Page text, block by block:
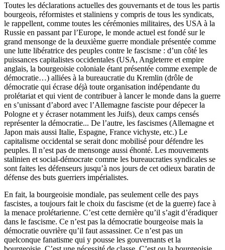
Toutes les déclarations actuelles des gouvernants et de tous les partis
bourgeois, réformistes et staliniens y compris de tous les syndicats,
le rappellent, comme toutes les cérémonies militaires, des USA à la
Russie en passant par l’Europe, le monde actuel est fondé sur le
grand mensonge de la deuxième guerre mondiale présentée comme
une lutte libératrice des peuples contre le fascisme : d’un côté les
puissances capitalistes occidentales (USA, Angleterre et empire
anglais, la bourgeoisie coloniale étant présentée comme exemple de
démocratie…) alliées à la bureaucratie du Kremlin (drôle de
démocratie qui écrase déjà toute organisation indépendante du
prolétariat et qui vient de contribuer à lancer le monde dans la guerre
en s’unissant d’abord avec l’Allemagne fasciste pour dépecer la
Pologne et y écraser notamment les Juifs), deux camps censés
représenter la démocratie... De l’autre, les fascismes (Allemagne et
Japon mais aussi Italie, Espagne, France vichyste, etc.) Le
capitalisme occidental se serait donc mobilisé pour défendre les
peuples. Il n’est pas de mensonge aussi éhonté. Les mouvements
stalinien et social-démocrate comme les bureaucraties syndicales se
sont faites les défenseurs jusqu’à nos jours de cet odieux baratin de
défense des buts guerriers impérialistes.
En fait, la bourgeoisie mondiale, pas seulement celle des pays
fascistes, a toujours fait le choix du fascisme (et de la guerre) face à
la menace prolétarienne. C’est cette dernière qu’il s’agit d’éradiquer
dans le fascisme. Ce n’est pas la démocratie bourgeoise mais la
démocratie ouvrière qu’il faut assassiner. Ce n’est pas un
quelconque fanatisme qui y pousse les gouvernants et la